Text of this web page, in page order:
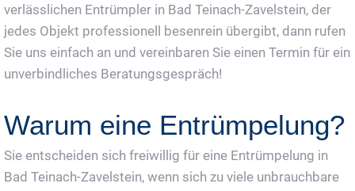
verlässlichen Entrümpler in Bad Teinach-Zavelstein, der
jedes Objekt professionell besenrein übergibt, dann rufen
Sie uns einfach an und vereinbaren Sie einen Termin für ein
unverbindliches Beratungsgespräch!
Warum eine Entrümpelung?
Sie entscheiden sich freiwillig für eine Entrümpelung in
Bad Teinach-Zavelstein, wenn sich zu viele unbrauchbare